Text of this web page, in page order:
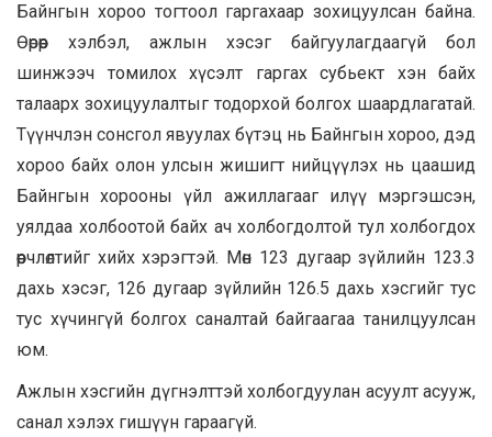
Байнгын хороо тогтоол гаргахаар зохицуулсан байна.
Өөрөөр хэлбэл, ажлын хэсэг байгуулагдаагүй бол
шинжээч томилох хүсэлт гаргах субьект хэн байх
талаарх зохицуулалтыг тодорхой болгох шаардлагатай.
Түүнчлэн сонсгол явуулах бүтэц нь Байнгын хороо, дэд
хороо байх олон улсын жишигт нийцүүлэх нь цаашид
Байнгын хорооны үйл ажиллагааг илүү мэргэшсэн,
уялдаа холбоотой байх ач холбогдолтой тул холбогдох
өөрчлөлтийг хийх хэрэгтэй. Мөн 123 дугаар зүйлийн 123.3
дахь хэсэг, 126 дугаар зүйлийн 126.5 дахь хэсгийг тус
тус хүчингүй болгох саналтай байгаагаа танилцуулсан
юм.
Ажлын хэсгийн дүгнэлттэй холбогдуулан асуулт асууж,
санал хэлэх гишүүн гараагүй.